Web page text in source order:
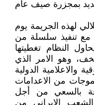
جديد بمجزرة صيف عام
لهذه الجريمة يوم
تزامن مع تنفيذ سلسلة من
النظام تغطيتها
وهو الامر الذي
والاعلامية الدولية
من الاعدامات
بالسعي من أجل
الايراني من